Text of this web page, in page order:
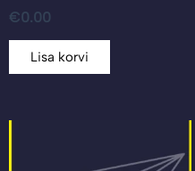
€0.00
Lisa korvi